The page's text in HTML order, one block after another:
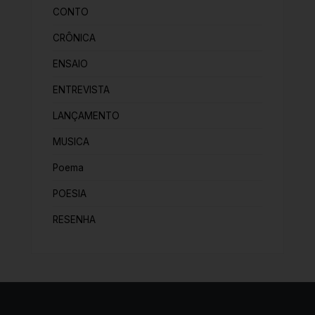
CONTO
CRÔNICA
ENSAIO
ENTREVISTA
LANÇAMENTO
MUSICA
Poema
POESIA
RESENHA